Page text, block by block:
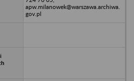
apw.milanowek@warszawa.archiwa.
gov.pl